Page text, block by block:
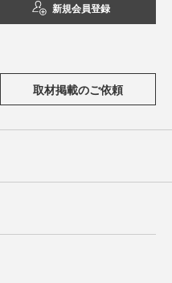
新規会員登録
取材掲載のご依頼